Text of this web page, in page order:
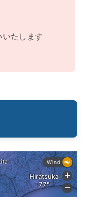
たします